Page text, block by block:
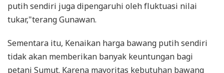
putih sendiri juga dipengaruhi oleh fluktuasi nilai
tukar,"terang Gunawan.
Sementara itu, Kenaikan harga bawang putih sendiri
tidak akan memberikan banyak keuntungan bagi
petani Sumut. Karena mayoritas kebutuhan bawang